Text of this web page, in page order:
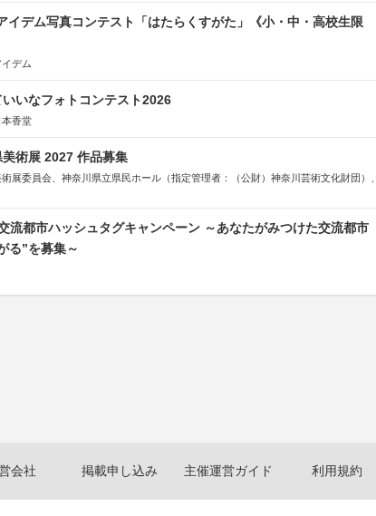
イデム写真コンテスト「はたらくすがた」《小・中・高校生限
デム
いいなフォトコンテスト2026
香堂
術展 2027 作品募集
展委員会、神奈川県立県民ホール（指定管理者：（公財）神奈川芸術文化財団）、
流都市ハッシュタグキャンペーン ～あなたがみつけた交流都市
る”を募集～
会社 掲載申し込み 主催運営ガイド 利用規約